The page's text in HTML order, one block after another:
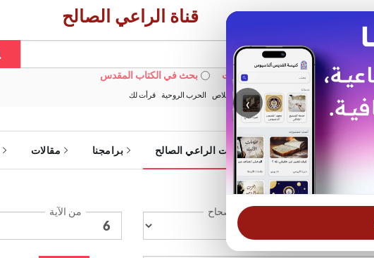
‹
قناة الراعي الصالح
بحث في الويبسايت بحث في الكتاب المقدس
الأكثر بحثًا: خبزنا اليومي الخلاص الحرب الروحية قرأت لك
الرئيسية خدمات الراعي الصالح برامجنا مقالات
الإصحاح من الآية